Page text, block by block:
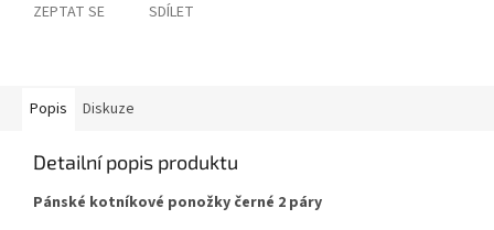
ZEPTAT SE SDÍLET
Popis Diskuze
Detailní popis produktu
Pánské kotníkové ponožky černé 2 páry